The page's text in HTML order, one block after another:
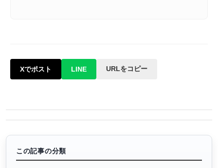
Xでポスト LINE URLをコピー
この記事の分類